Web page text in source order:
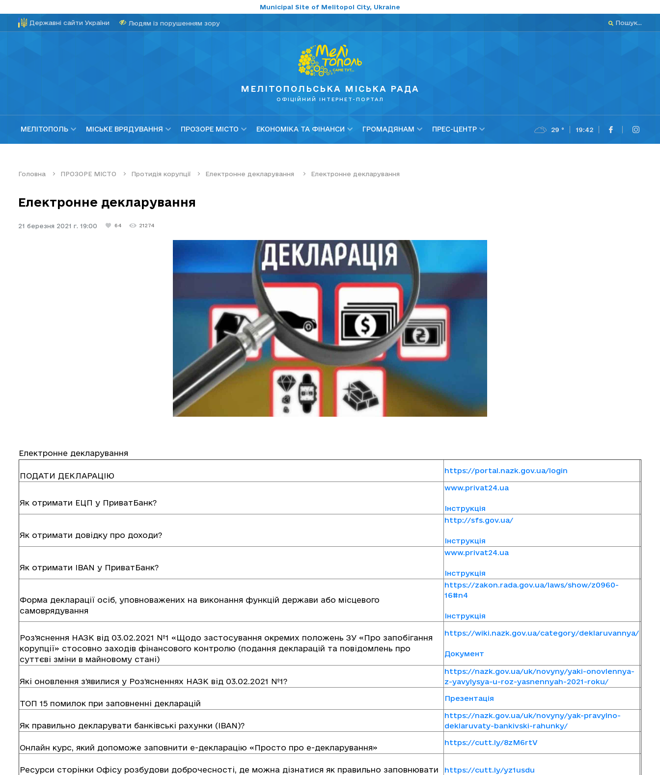
Municipal Site of Melitopol City, Ukraine
Державні сайти України Людям із порушенням зору Пошук...
МЕЛІТОПОЛЬСЬКА МІСЬКА РАДА
ОФІЦІЙНИЙ ІНТЕРНЕТ-ПОРТАЛ
МЕЛІТОПОЛЬ МІСЬКЕ ВРЯДУВАННЯ ПРОЗОРЕ МІСТО ЕКОНОМІКА ТА ФІНАНСИ ГРОМАДЯНАМ ПРЕС-ЦЕНТР 29 ° 19:42
Головна ПРОЗОРЕ МІСТО Протидія корупції Електронне декларування Електронне декларування
Електронне декларування
21 березня 2021 г. 19:00 64 21274
Електронне декларування
ПОДАТИ ДЕКЛАРАЦІЮ
https://portal.nazk.gov.ua/login
Як отримати ЕЦП у ПриватБанк?
www.privat24.ua
Інструкція
Як отримати довідку про доходи?
http://sfs.gov.ua/
Інструкція
Як отримати IBAN у ПриватБанк?
www.privat24.ua
Інструкція
Форма декларації осіб, уповноважених на виконання функцій держави або місцевого
самоврядування
https://zakon.rada.gov.ua/laws/show/z0960-
16#n4
Інструкція
Роз'яснення НАЗК від 03.02.2021 №1 «Щодо застосування окремих положень ЗУ «Про запобігання
корупції» стосовно заходів фінансового контролю (подання декларацій та повідомлень про
суттєві зміни в майновому стані)
https://wiki.nazk.gov.ua/category/deklaruvannya/
Документ
Які оновлення з’явилися у Роз’ясненнях НАЗК від 03.02.2021 №1?
https://nazk.gov.ua/uk/novyny/yaki-onovlennya-
z-yavylysya-u-roz-yasnennyah-2021-roku/
ТОП 15 помилок при заповненні декларацій
Презентація
Як правильно декларувати банківські рахунки (IBAN)?
https://nazk.gov.ua/uk/novyny/yak-pravylno-
deklaruvaty-bankivski-rahunky/
Онлайн курс, який допоможе заповнити е-декларацію «Просто про е-декларування»
https://cutt.ly/8zM6rtV
Ресурси сторінки Офісу розбудови доброчесності, де можна дізнатися як правильно заповнювати
https://cutt.ly/yz1usdu